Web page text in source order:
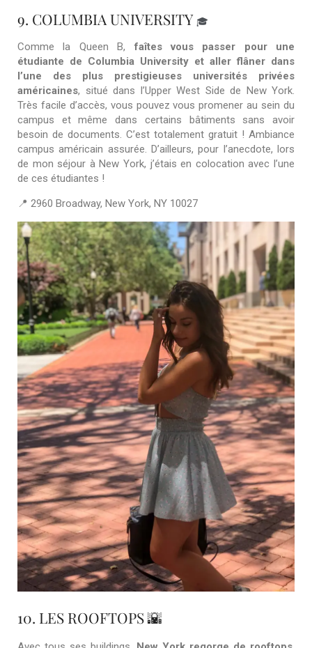
9. COLUMBIA UNIVERSITY 🎓
Comme la Queen B,faîtes vous passer pour une
étudiante de Columbia University et aller flâner dans
l’une des plus prestigieuses universités privées
américaines, situé dans l’Upper West Side de New York.
Très facile d’accès, vous pouvez vous promener au sein du
campus et même dans certains bâtiments sans avoir
besoin de documents. C’est totalement gratuit ! Ambiance
campus américain assurée. D’ailleurs, pour l’anecdote, lors
de mon séjour à New York, j’étais en colocation avec l’une
de ces étudiantes !
📍 2960 Broadway, New York, NY 10027
10. LES ROOFTOPS 🌇